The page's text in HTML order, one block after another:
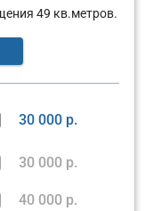
49 кв.метров.
30 000 р.
30 000 р.
40 000 р.